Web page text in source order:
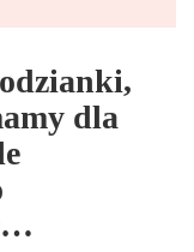
dla